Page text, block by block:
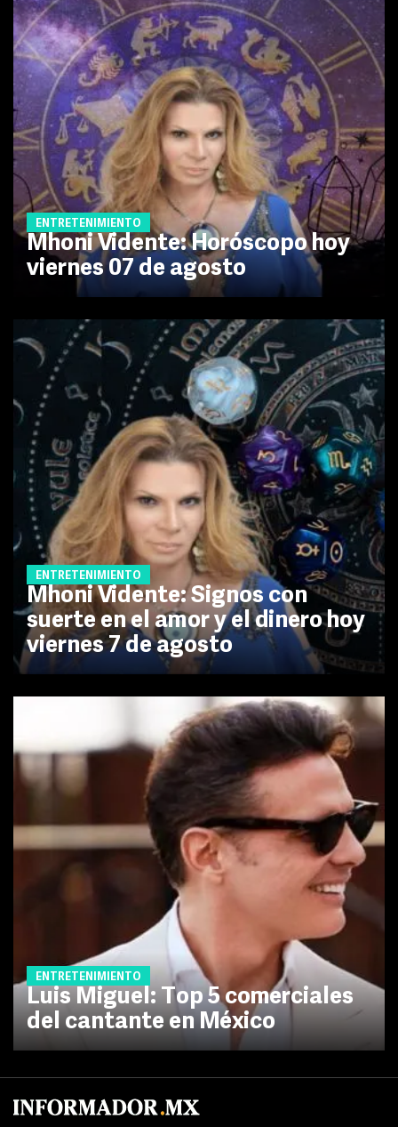
ENTRETENIMIENTO
Mhoni Vidente: Horóscopo hoy
viernes 07 de agosto
ENTRETENIMIENTO
Mhoni Vidente: Signos con
suerte en el amor y el dinero hoy
viernes 7 de agosto
ENTRETENIMIENTO
Luis Miguel: Top 5 comerciales
del cantante en México